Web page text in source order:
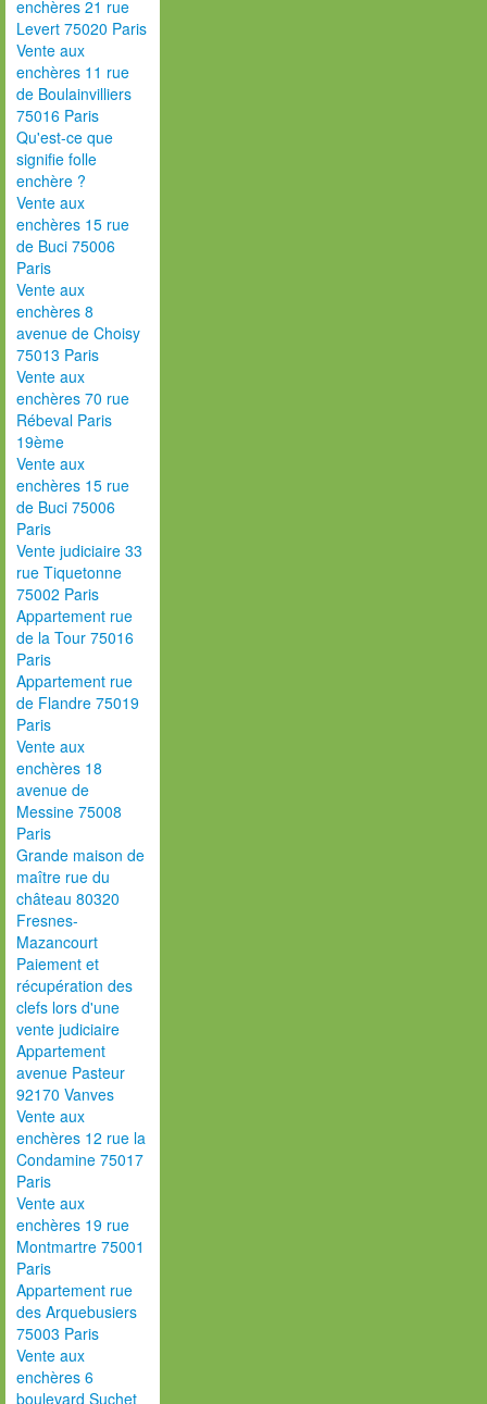
enchères 21 rue
Levert 75020 Paris
Vente aux
enchères 11 rue
de Boulainvilliers
75016 Paris
Qu'est-ce que
signifie folle
enchère ?
Vente aux
enchères 15 rue
de Buci 75006
Paris
Vente aux
enchères 8
avenue de Choisy
75013 Paris
Vente aux
enchères 70 rue
Rébeval Paris
19ème
Vente aux
enchères 15 rue
de Buci 75006
Paris
Vente judiciaire 33
rue Tiquetonne
75002 Paris
Appartement rue
de la Tour 75016
Paris
Appartement rue
de Flandre 75019
Paris
Vente aux
enchères 18
avenue de
Messine 75008
Paris
Grande maison de
maître rue du
château 80320
Fresnes-
Mazancourt
Paiement et
récupération des
clefs lors d'une
vente judiciaire
Appartement
avenue Pasteur
92170 Vanves
Vente aux
enchères 12 rue la
Condamine 75017
Paris
Vente aux
enchères 19 rue
Montmartre 75001
Paris
Appartement rue
des Arquebusiers
75003 Paris
Vente aux
enchères 6
boulevard Suchet